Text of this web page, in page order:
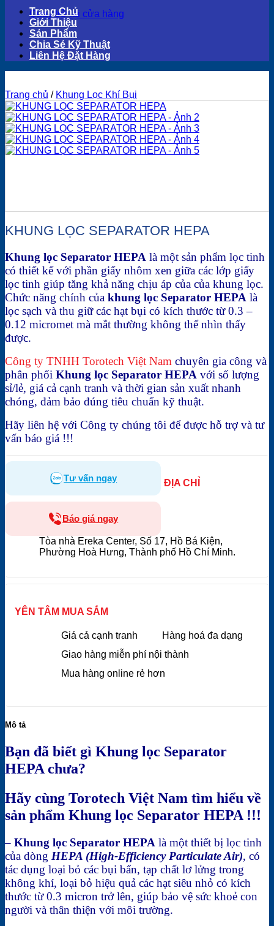
Quay trở lại cửa hàng
Trang Chủ
Giới Thiệu
Sản Phẩm
Chia Sẻ Kỹ Thuật
Liên Hệ Đặt Hàng
Trang chủ / Khung Lọc Khí Bụi
KHUNG LỌC SEPARATOR HEPA
Khung lọc Separator HEPA là một sản phẩm lọc tinh
có thiết kế với phần giấy nhôm xen giữa các lớp giấy
lọc tinh giúp tăng khả năng chịu áp của của khung lọc.
Chức năng chính của khung lọc Separator HEPA là
lọc sạch và thu giữ các hạt bụi có kích thước từ 0.3 –
0.12 micromet mà mắt thường không thể nhìn thấy
được.
Công ty TNHH Torotech Việt Nam chuyên gia công và
phân phối Khung lọc Separator HEPA với số lượng
sỉ/lẻ, giá cả cạnh tranh và thời gian sản xuất nhanh
chóng, đảm bảo đúng tiêu chuẩn kỹ thuật.
Hãy liên hệ với Công ty chúng tôi để được hỗ trợ và tư
vấn báo giá !!!
Tư vấn ngay
Báo giá ngay
ĐỊA CHỈ
Tòa nhà Ereka Center, Số 17, Hồ Bá Kiện,
Phường Hoà Hưng, Thành phố Hồ Chí Minh.
YÊN TÂM MUA SẮM
Giá cả cạnh tranh
Hàng hoá đa dạng
Giao hàng miễn phí nội thành
Mua hàng online rẻ hơn
Mô tả
Bạn đã biết gì Khung lọc Separator
HEPA chưa?
Hãy cùng Torotech Việt Nam tìm hiểu về
sản phẩm Khung lọc Separator HEPA !!!
– Khung lọc Separator HEPA là một thiết bị lọc tinh
của dòng HEPA (High-Efficiency Particulate Air), có
tác dụng loại bỏ các bụi bẩn, tạp chất lơ lửng trong
không khí, loại bỏ hiệu quả các hạt siêu nhỏ có kích
thước từ 0.3 micron trở lên, giúp bảo vệ sức khoẻ con
người và thân thiện với môi trường.